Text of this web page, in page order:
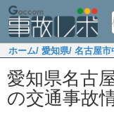
ホーム/ 愛知県/ 名古屋市
愛知県名古
の交通事故